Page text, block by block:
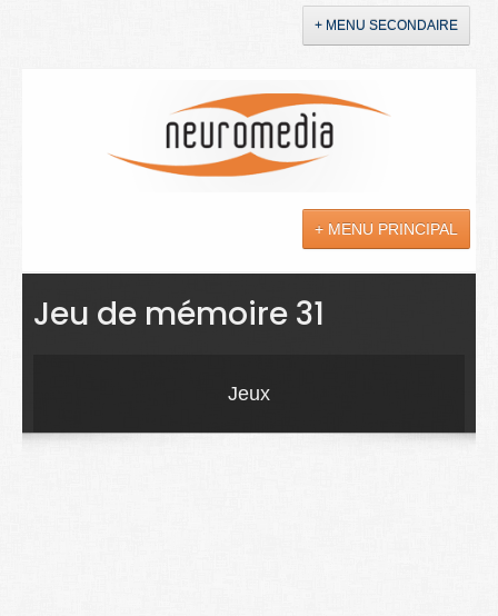
+ MENU SECONDAIRE
+ MENU PRINCIPAL
Actualités
Soins
Jeu de mémoire 31
Jeux